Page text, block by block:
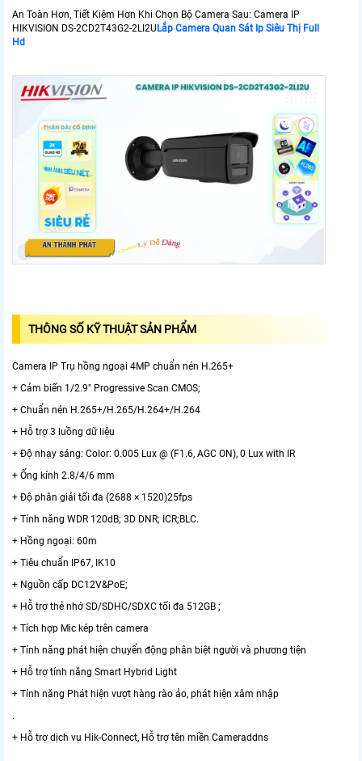
An Toàn Hơn, Tiết Kiệm Hơn Khi Chọn Bộ Camera Sau: Camera IP
HIKVISION DS-2CD2T43G2-2LI2U Lắp Camera Quan Sát Ip Siêu Thị Full
Hd
THÔNG SỐ KỸ THUẬT SẢN PHẨM
Camera IP Trụ hồng ngoại 4MP chuẩn nén H.265+
+ Cảm biến 1/2.9" Progressive Scan CMOS;
+ Chuẩn nén H.265+/H.265/H.264+/H.264
+ Hỗ trợ 3 luồng dữ liệu
+ Độ nhạy sáng: Color: 0.005 Lux @ (F1.6, AGC ON), 0 Lux with IR
+ Ống kính 2.8/4/6 mm
+ Độ phân giải tối đa (2688 × 1520)25fps
+ Tính năng WDR 120dB; 3D DNR; ICR;BLC.
+ Hồng ngoại: 60m
+ Tiêu chuẩn IP67, IK10
+ Nguồn cấp DC12V&PoE;
+ Hỗ trợ thẻ nhớ SD/SDHC/SDXC tối đa 512GB ;
+ Tích hợp Mic kép trên camera
+ Tính năng phát hiện chuyển động phân biệt người và phương tiện
+ Hỗ trợ tính năng Smart Hybrid Light
+ Tính năng Phát hiện vượt hàng rào ảo, phát hiện xâm nhập
.
+ Hỗ trợ dịch vụ Hik-Connect, Hỗ trợ tên miền Cameraddns